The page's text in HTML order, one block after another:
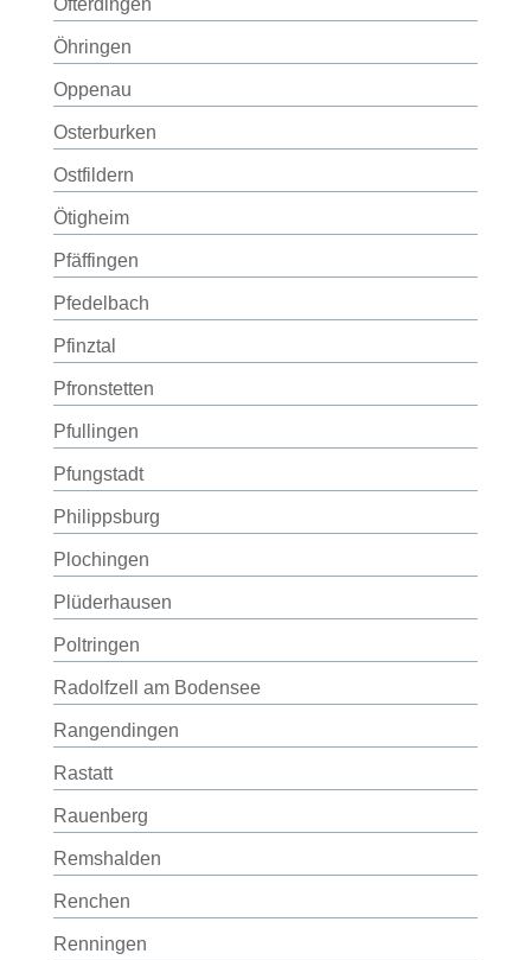
Ofterdingen
Öhringen
Oppenau
Osterburken
Ostfildern
Ötigheim
Pfäffingen
Pfedelbach
Pfinztal
Pfronstetten
Pfullingen
Pfungstadt
Philippsburg
Plochingen
Plüderhausen
Poltringen
Radolfzell am Bodensee
Rangendingen
Rastatt
Rauenberg
Remshalden
Renchen
Renningen